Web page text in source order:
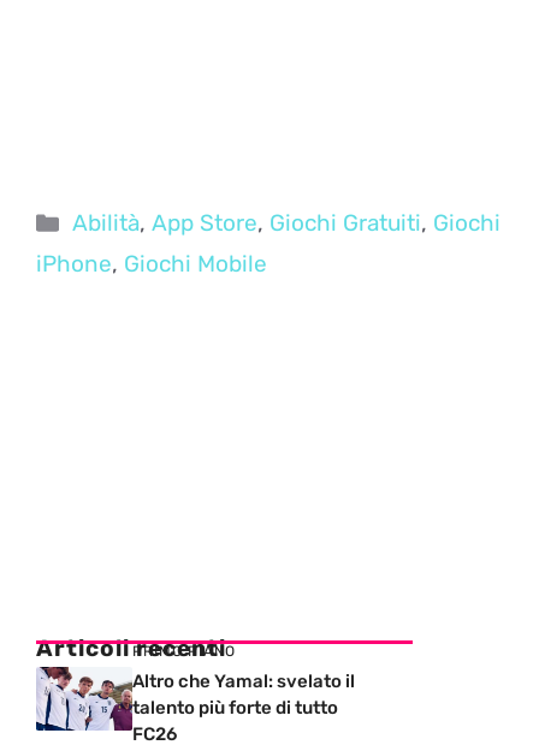
Categorie
Abilità,App Store, Giochi Gratuiti, Giochi
iPhone, Giochi Mobile
Articoli recenti
PRIMO PIANO
Altro che Yamal: svelato il
talento più forte di tutto
FC26